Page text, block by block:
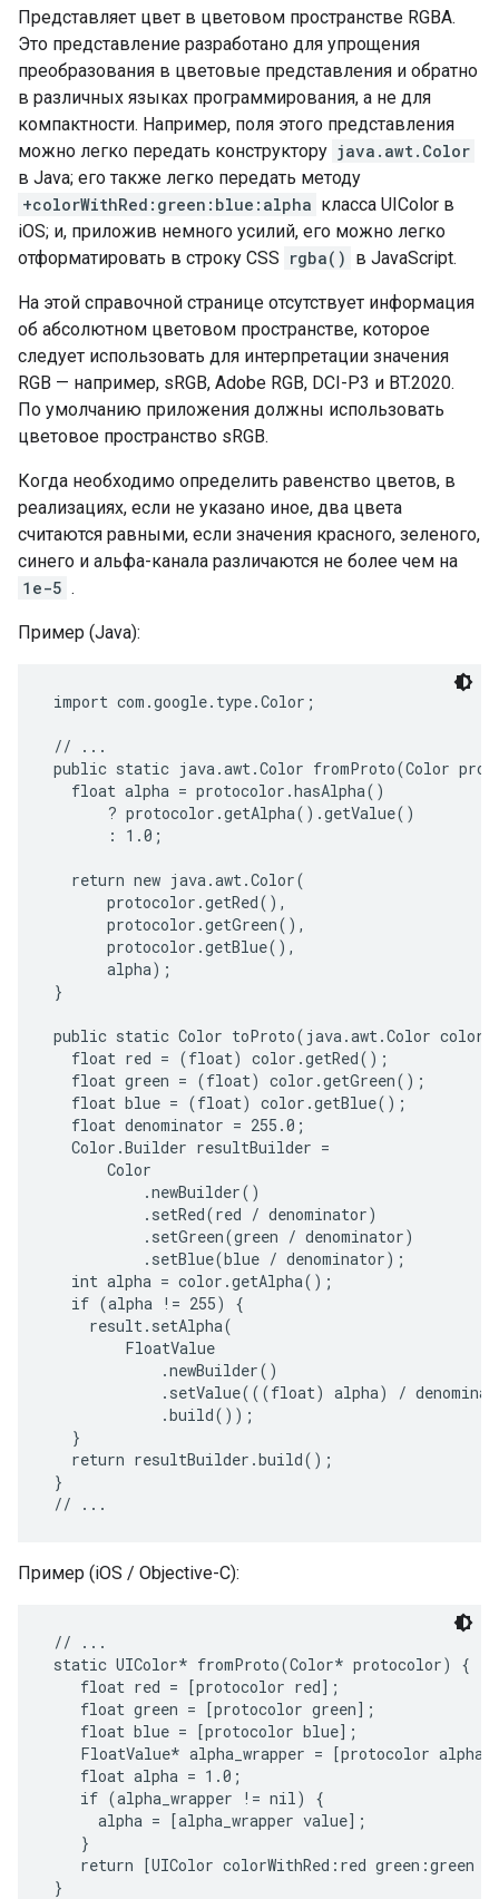
Представляет цвет в цветовом пространстве RGBA.
Это представление разработано для упрощения
преобразования в цветовые представления и обратно
в различных языках программирования, а не для
компактности. Например, поля этого представления
можно легко передать конструктору java.awt.Color
в Java; его также легко передать методу
+colorWithRed:green:blue:alpha класса UIColor в
iOS; и, приложив немного усилий, его можно легко
отформатировать в строку CSS rgba() в JavaScript.
На этой справочной странице отсутствует информация
об абсолютном цветовом пространстве, которое
следует использовать для интерпретации значения
RGB — например, sRGB, Adobe RGB, DCI-P3 и BT.2020.
По умолчанию приложения должны использовать
цветовое пространство sRGB.
Когда необходимо определить равенство цветов, в
реализациях, если не указано иное, два цвета
считаются равными, если значения красного, зеленого,
синего и альфа-канала различаются не более чем на
1e-5 .
Пример (Java):
import com.google.type.Color;
// ...
public static java.awt.Color fromProto(Color
   float alpha = protocolor.hasAlpha()
       ? protocolor.getAlpha().getValue()
       : 1.0;
   return new java.awt.Color(
       protocolor.getRed(),
       protocolor.getGreen(),
       protocolor.getBlue(),
       alpha);
}
public static Color toProto(java.awt.Color
   float red = (float) color.getRed();
   float green = (float) color.getGreen();
   float blue = (float) color.getBlue();
   float denominator = 255.0;
   Color.Builder resultBuilder =
       Color
           .newBuilder()
           .setRed(red / denominator)
           .setGreen(green / denominator)
           .setBlue(blue / denominator);
   int alpha = color.getAlpha();
   if (alpha != 255) {
     result.setAlpha(
         FloatValue
             .newBuilder()
.setValue(((float) alpha) /
             .build());
   }
   return resultBuilder.build();
}
Пример (iOS / Objective-C):
// ...
static UIColor* fromProto(Color* protocolor) {
    float red = [protocolor red];
    float green = [protocolor green];
    float blue = [protocolor blue];
FloatValue* alpha_wrapper = [protocolor
    float alpha = 1.0;
    if (alpha_wrapper != nil) {
      alpha = [alpha_wrapper value];
    }
return [UIColor colorWithRed:red green:green
}